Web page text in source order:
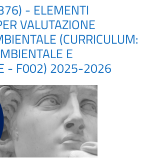
- ELEMENTI
VALUTAZIONE
(CURRICULUM:
E
- F002) 2025-2026